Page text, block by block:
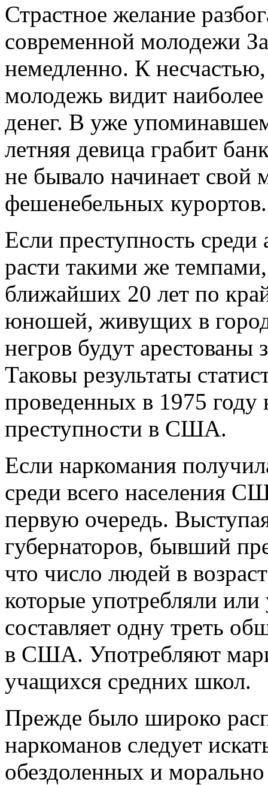
Страстное желание
современной молодежи
немедленно. К
молодежь видит
денег. В уже
летняя девица грабит
не бывало начинает
фешенебельных курортов.
Если преступность
расти такими же
ближайших 20 лет по
юношей, живущих в
негров будут арестованы
Таковы результаты
проведенных в 1975 году
преступности в США.
Если наркомания
среди всего населения
первую очередь.
губернаторов, бывший
что число людей в
которые употребляли
составляет одну треть
в США. Употребляют
учащихся средних школ.
Прежде было широко
наркоманов следует
обездоленных и